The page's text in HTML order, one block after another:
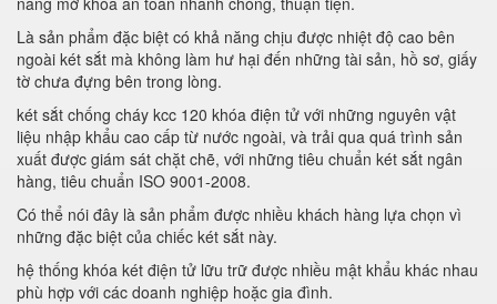
Là sản phẩm đặc biệt có khả năng chịu được nhiệt độ cao bên
ngoài két sắt mà không làm hư hại đến những tài sản, hồ sơ, giấy
tờ chưa đựng bên trong lòng.
két sắt chống cháy kcc 120 khóa điện tử với những nguyên vật
liệu nhập khẩu cao cấp từ nước ngoài, và trải qua quá trình sản
xuất được giám sát chặt chẽ, với những tiêu chuẩn két sắt ngân
hàng, tiêu chuẩn ISO 9001-2008.
Có thể nói đây là sản phẩm được nhiều khách hàng lựa chọn vì
những đặc biệt của chiếc két sắt này.
hệ thống khóa két điện tử lữu trữ được nhiều mật khẩu khác nhau
phù hợp với các doanh nghiệp hoặc gia đình.